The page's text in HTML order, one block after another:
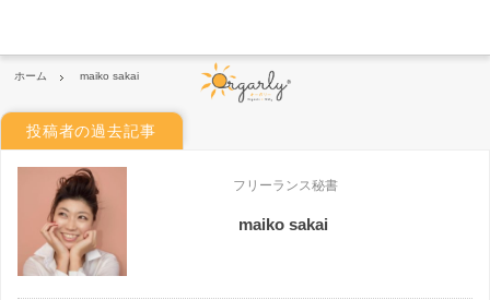
ホーム maiko sakai
投稿者の過去記事
maiko sakai
フリーランス秘書